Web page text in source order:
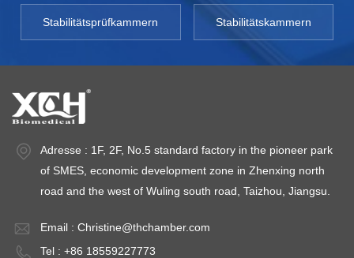
Stabilitätsprüfkammern Stabilitätskammern
Adresse : 1F, 2F, No.5 standard factory in the pioneer park
of SMES, economic development zone in Zhenxing north
road and the west of Wuling south road, Taizhou, Jiangsu.
Email : Christine@thchamber.com
Tel : +86 18559227773